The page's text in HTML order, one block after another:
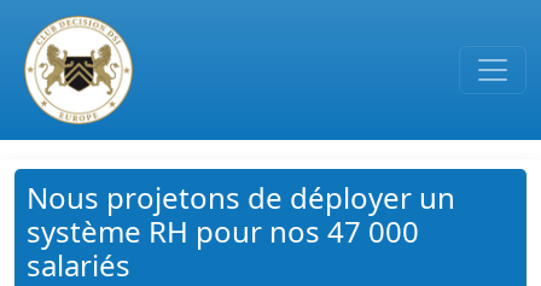
Passer au contenu principal
Nous projetons de déployer un
système RH pour nos 47 000
salariés